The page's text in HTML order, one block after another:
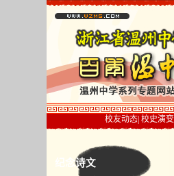
校友动态| 校史演变
纪念诗文